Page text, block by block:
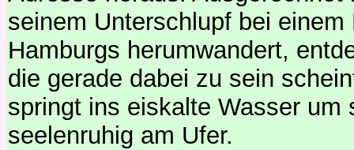
seinem Unterschlupf bei
Hamburgs herumwandert,
die gerade dabei zu sein
springt ins eiskalte Wasser
seelenruhig am Ufer.